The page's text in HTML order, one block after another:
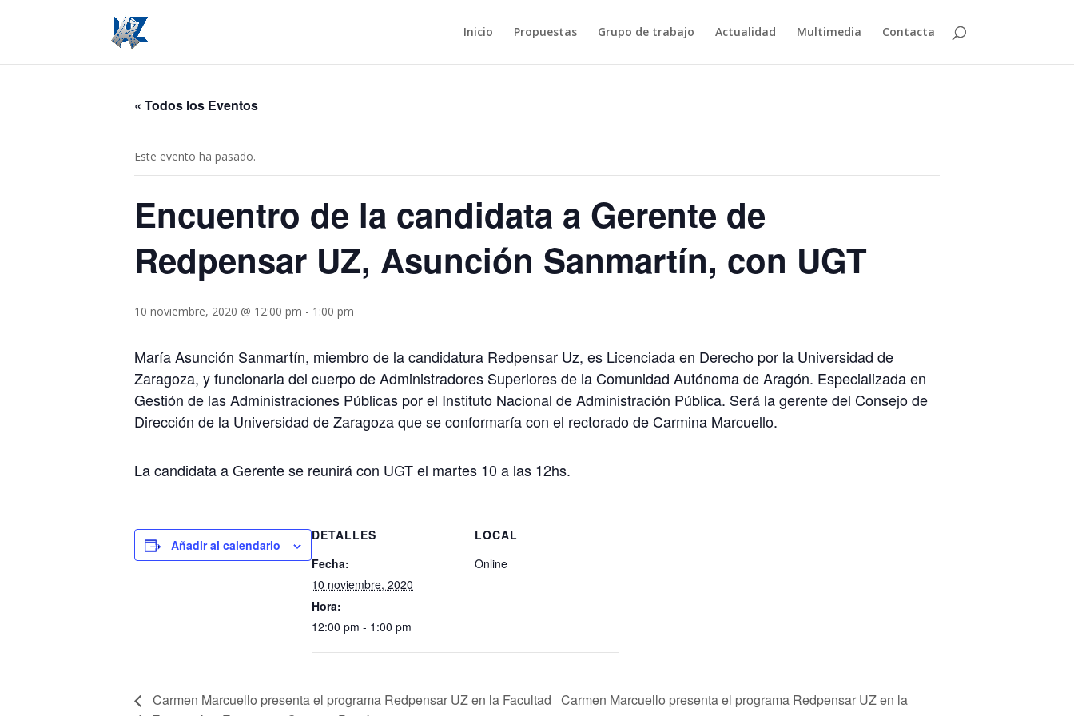
Inicio Propuestas Grupo de trabajo Actualidad Multimedia Contacta
« Todos los Eventos
Este evento ha pasado.
Encuentro de la candidata a Gerente de
Redpensar UZ, Asunción Sanmartín, con UGT
10 noviembre, 2020 @ 12:00 pm - 1:00 pm
María Asunción Sanmartín, miembro de la candidatura Redpensar Uz, es Licenciada en Derecho por la Universidad de
Zaragoza, y funcionaria del cuerpo de Administradores Superiores de la Comunidad Autónoma de Aragón. Especializada en
Gestión de las Administraciones Públicas por el Instituto Nacional de Administración Pública. Será la gerente del Consejo de
Dirección de la Universidad de Zaragoza que se conformaría con el rectorado de Carmina Marcuello.
La candidata a Gerente se reunirá con UGT el martes 10 a las 12hs.
Añadir al calendario
DETALLES
Fecha:
10 noviembre, 2020
Hora:
12:00 pm - 1:00 pm
LOCAL
Online
Carmen Marcuello presenta el programa Redpensar UZ en la Facultad Carmen Marcuello presenta el programa Redpensar UZ en la